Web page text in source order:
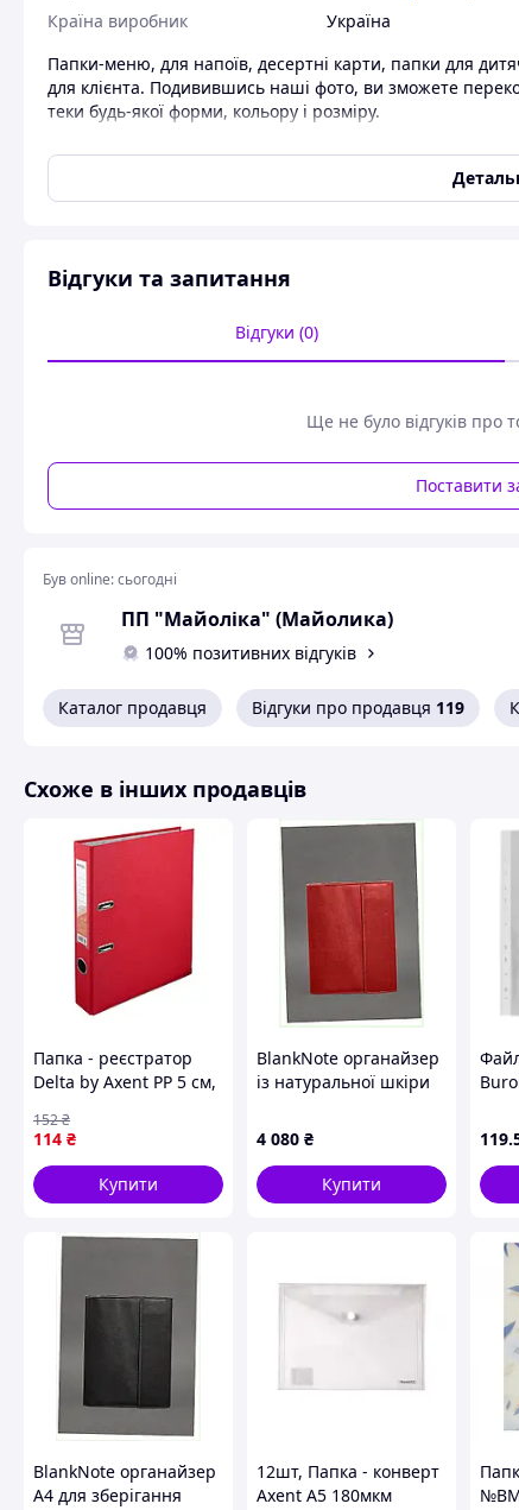
Країна виробник
Україна
Папки-меню, для напоїв, десертні карти, папки для
для клієнта. Подивившись наші фото, ви зможете
теки будь-якої форми, кольору і розміру.
Замовляйте!
mayolika.com;
Viber:+380676724997;
Telegram:
Відгуки та запитання
Відгуки (0)
Ще не було відгуків про
Поставити
Був online:сьогодні
ПП "Майоліка" (Майолика)
100% позитивних відгуків
Каталог продавця Відгуки про продавця 119
Схоже в інших продавців
Папка - реєстратор
Delta by Axent PP 5 cм,
06C)
114 ₴
152₴
Купити
BlankNote органайзер
із натуральної шкіри
87T1077P3
4 080 ₴
Купити
119
BlankNote органайзер
А4 для зберігання
12шт, Папка - конверт
Axent А5 180мкм